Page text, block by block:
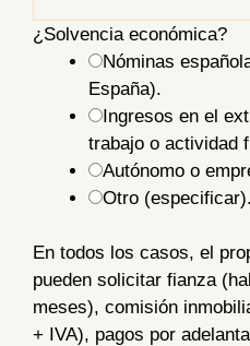
¿Solvencia económica?
Nóminas
España).
Ingresos en el
trabajo o actividad
Autónomo o
Otro (especificar).
En todos los casos, el
pueden solicitar fianza
meses), comisión
+ IVA), pagos por